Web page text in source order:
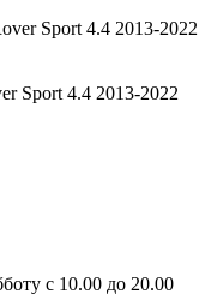
Sport 4.4 2013-2022
с 10.00 до 20.00